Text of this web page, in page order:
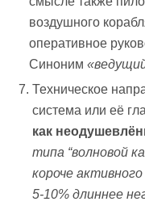
воздушного
оперативное
Синоним
Техническое
система или её
как
типа “волновой
короче
5-10% длиннее